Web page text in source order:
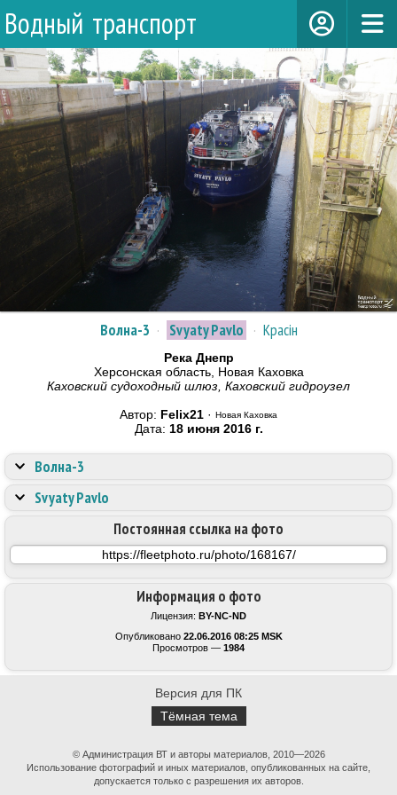
Водный транспорт
Волна-3 · Svyaty Pavlo · Красiн
Река Днепр
Херсонская область, Новая Каховка
Каховский судоходный шлюз, Каховский гидроузел
Автор: Felix21 · Новая Каховка
Дата: 18 июня 2016 г.
Информация о фото
Лицензия: BY-NC-ND
Опубликовано 22.06.2016 08:25 MSK
Просмотров — 1984
Постоянная ссылка на фото
Волна-3
Svyaty Pavlo
Версия для ПК
Тёмная тема
© Администрация ВТ и авторы материалов, 2010—2026
Использование фотографий и иных материалов, опубликованных на сайте,
допускается только с разрешения их авторов.